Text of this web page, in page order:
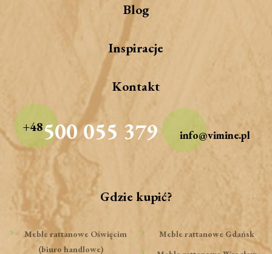
Blog
Inspiracje
Kontakt
+48500 055 379 info@vimine.pl
Gdzie kupić?
Meble rattanowe Oświęcim
(biuro handlowe)
Meble rattanowe Gdańsk